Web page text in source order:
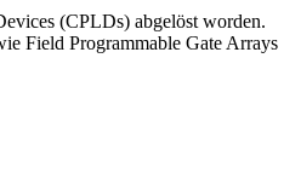
(CPLDs) abgelöst worden.
Field Programmable Gate Arrays